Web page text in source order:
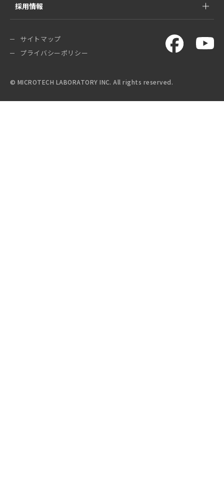
採用情報
© MICROTECH LABORATORY INC. All rights reserved.
サイトマップ
プライバシーポリシー